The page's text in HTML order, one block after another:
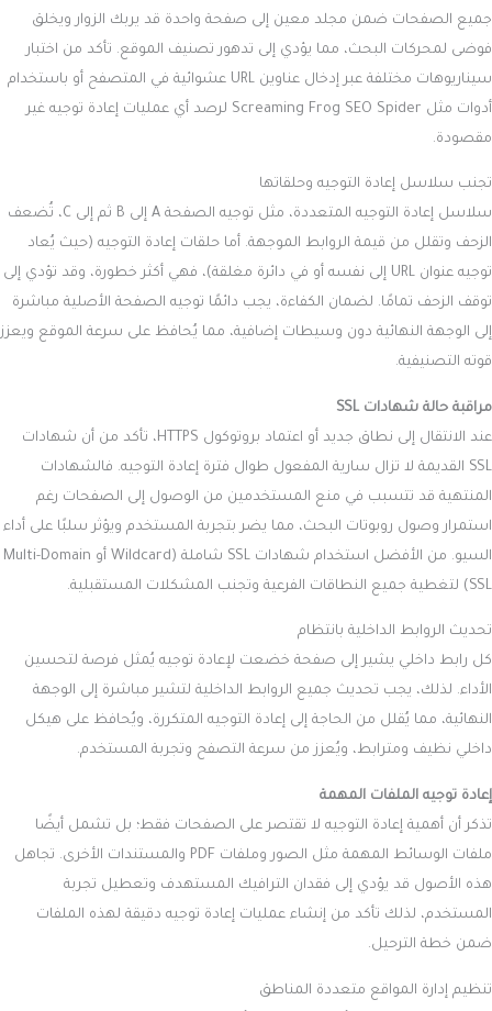
جميع الصفحات ضمن مجلد معين إلى صفحة واحدة قد يربك الزوار ويخلق
فوضى لمحركات البحث، مما يؤدي إلى تدهور تصنيف الموقع. تأكد من اختبار
سيناريوهات مختلفة عبر إدخال عناوين URL عشوائية في المتصفح أو باستخدام
أدوات مثل Screaming Frog SEO Spider لرصد أي عمليات إعادة توجيه غير
مقصودة.
تجنب سلاسل إعادة التوجيه وحلقاتها
سلاسل إعادة التوجيه المتعددة، مثل توجيه الصفحة A إلى B ثم إلى C، تُضعف
الزحف وتقلل من قيمة الروابط الموجهة. أما حلقات إعادة التوجيه (حيث يُعاد
توجيه عنوان URL إلى نفسه أو في دائرة مغلقة)، فهي أكثر خطورة، وقد تؤدي إلى
توقف الزحف تمامًا. لضمان الكفاءة، يجب دائمًا توجيه الصفحة الأصلية مباشرة
إلى الوجهة النهائية دون وسيطات إضافية، مما يُحافظ على سرعة الموقع ويعزز
قوته التصنيفية.
مراقبة حالة شهادات SSL
عند الانتقال إلى نطاق جديد أو اعتماد بروتوكول HTTPS، تأكد من أن شهادات
SSL القديمة لا تزال سارية المفعول طوال فترة إعادة التوجيه. فالشهادات
المنتهية قد تتسبب في منع المستخدمين من الوصول إلى الصفحات رغم
استمرار وصول روبوتات البحث، مما يضر بتجربة المستخدم ويؤثر سلبًا على أداء
السيو. من الأفضل استخدام شهادات SSL شاملة (Wildcard أو Multi-Domain
SSL) لتغطية جميع النطاقات الفرعية وتجنب المشكلات المستقبلية.
تحديث الروابط الداخلية بانتظام
كل رابط داخلي يشير إلى صفحة خضعت لإعادة توجيه يُمثل فرصة لتحسين
الأداء. لذلك، يجب تحديث جميع الروابط الداخلية لتشير مباشرة إلى الوجهة
النهائية، مما يُقلل من الحاجة إلى إعادة التوجيه المتكررة، ويُحافظ على هيكل
داخلي نظيف ومترابط، ويُعزز من سرعة التصفح وتجربة المستخدم.
إعادة توجيه الملفات المهمة
تذكر أن أهمية إعادة التوجيه لا تقتصر على الصفحات فقط؛ بل تشمل أيضًا
ملفات الوسائط المهمة مثل الصور وملفات PDF والمستندات الأخرى. تجاهل
هذه الأصول قد يؤدي إلى فقدان الترافيك المستهدف وتعطيل تجربة
المستخدم، لذلك تأكد من إنشاء عمليات إعادة توجيه دقيقة لهذه الملفات
ضمن خطة الترحيل.
تنظيم إدارة المواقع متعددة المناطق